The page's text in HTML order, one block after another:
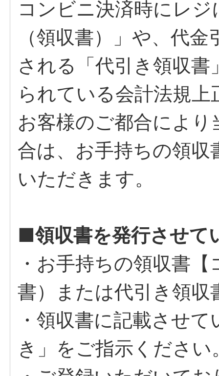
コンビニ決済時にレ
（領収書）」や、代
される「代引き領収
られている会計法規
お客様のご都合によ
合は、お手持ちの領
いただきます。
■領収書を発行させて
・お手持ちの領収書
書）または代引き領収
・領収書に記載させ
き」をご指示ください